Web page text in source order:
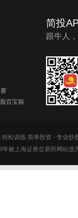
百宝箱
简投
跟牛人
松训练 简单投资 - 专业炒
年被上海证券交易所网站选